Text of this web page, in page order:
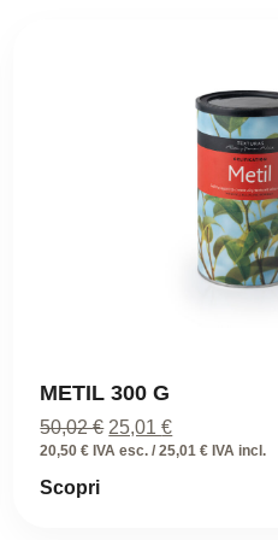
METIL 300 G
50,02€ Il
prezzo
25,01€Il
prezzo
20,50 € IVA esc. / 25,01 € IVA incl.
Scopri